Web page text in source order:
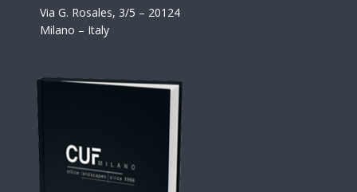
Via G. Rosales, 3/5 – 20124
Milano – Italy